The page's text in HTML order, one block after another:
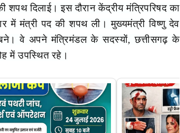
शपथ दिलाई। इस दौरान केंद्रीय मंत्रिपरिषद का
मंत्री पद की शपथ ली। मुख्यमंत्री विष्णु देव
वे अपने मंत्रिमंडल के सदस्यों, छत्तीसगढ़ के
में उपस्थित रहे।